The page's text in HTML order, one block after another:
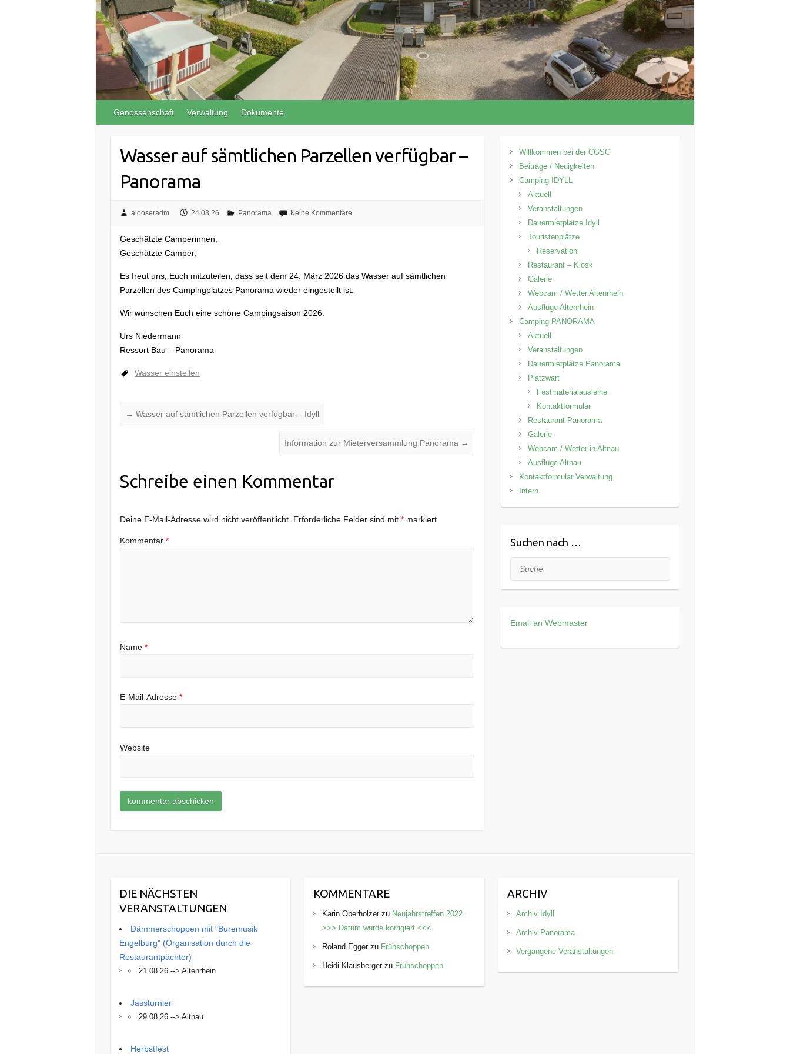
Genossenschaft Verwaltung Dokumente
Wasser auf sämtlichen Parzellen verfügbar –
Panorama
alooseradm 24.03.26 Panorama Keine Kommentare
Geschätzte Camperinnen,
Geschätzte Camper,
Es freut uns, Euch mitzuteilen, dass seit dem 24. März 2026 das Wasser auf sämtlichen
Parzellen des Campingplatzes Panorama wieder eingestellt ist.
Wir wünschen Euch eine schöne Campingsaison 2026.
Urs Niedermann
Ressort Bau – Panorama
Wasser einstellen
← Wasser auf sämtlichen Parzellen verfügbar – Idyll
Information zur Mieterversammlung Panorama →
Schreibe einen Kommentar
Deine E-Mail-Adresse wird nicht veröffentlicht. Erforderliche Felder sind mit* markiert
Kommentar*
Name*
E-Mail-Adresse*
Website
Willkommen bei der CGSG
Beiträge / Neuigkeiten
Camping IDYLL
Aktuell
Veranstaltungen
Dauermietplätze Idyll
Touristenplätze
Reservation
Restaurant – Kiosk
Galerie
Webcam / Wetter Altenrhein
Ausflüge Altenrhein
Camping PANORAMA
Aktuell
Veranstaltungen
Dauermietplätze Panorama
Platzwart
Festmaterialausleihe
Kontaktformular
Restaurant Panorama
Galerie
Webcam / Wetter in Altnau
Ausflüge Altnau
Kontaktformular Verwaltung
Intern
Suchen nach …
Suche
Email an Webmaster
DIE NÄCHSTEN
VERANSTALTUNGEN
Dämmerschoppen mit "Buremusik
Engelburg" (Organisation durch die
Restaurantpächter)
21.08.26 --> Altenrhein
Jassturnier
29.08.26 --> Altnau
Herbstfest
KOMMENTARE
Karin Oberholzer zu Neujahrstreffen 2022
>>> Datum wurde korrigiert <<<
Roland Egger zu Frühschoppen
Heidi Klausberger zu Frühschoppen
ARCHIV
Archiv Idyll
Archiv Panorama
Vergangene Veranstaltungen